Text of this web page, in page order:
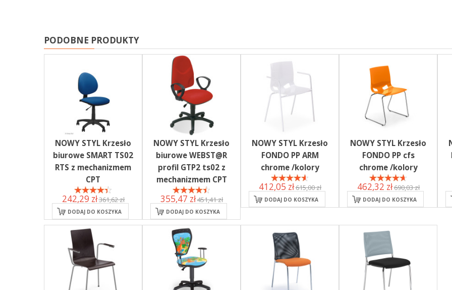
PODOBNE PRODUKTY
NOWY STYL Krzesło
biurowe SMART TS02
RTS z mechanizmem
CPT
242,29 zł361,62 zł
DODAJ DO KOSZYKA
NOWY STYL Krzesło
biurowe WEBST@R
profil GTP2 ts02 z
mechanizmem CPT
355,47 zł451,41 zł
DODAJ DO KOSZYKA
NOWY STYL Krzesło
FONDO PP ARM
chrome /kolory
412,05 zł615,00 zł
DODAJ DO KOSZYKA
NOWY STYL Krzesło
FONDO PP cfs
chrome /kolory
462,32 zł690,03 zł
DODAJ DO KOSZYKA